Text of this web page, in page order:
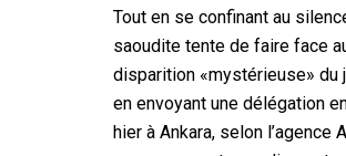
Tout en se confinant au
saoudite tente de faire face
disparition «mystérieuse» du
en envoyant une délégation
hier à Ankara, selon l’agence